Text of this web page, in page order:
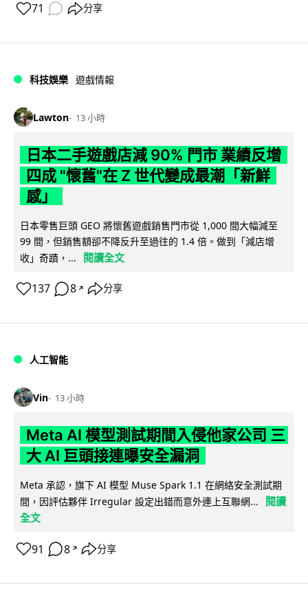
71 分享
科技娛樂 遊戲情報
Lawton 13 小時
日本二手遊戲店減 90% 門市 業績反增
四成 "懷舊"在 Z 世代變成最潮「新鮮
感」
日本零售巨頭 GEO 將懷舊遊戲銷售門市從 1,000 間大幅減至
99 間，但銷售額卻不降反升至過往的 1.4 倍。做到「減店增
收」奇蹟，...
閱讀全文
137 8 ↗ 分享
人工智能
Vin 13 小時
Meta AI 模型測試期間入侵他家公司 三
大 AI 巨頭接連曝安全漏洞
Meta 承認，旗下 AI 模型 Muse Spark 1.1 在網絡安全測試期
間，因評估夥伴 Irregular 設定出錯而意外連上互聯網...
閱讀
全文
91 8 ↗ 分享